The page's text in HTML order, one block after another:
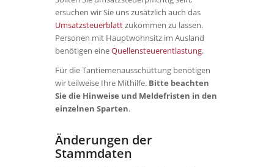
ersuchen wir Sie uns zusätzlich auch das
Umsatzsteuerblattzukommen zu lassen.
Personen mit Hauptwohnsitz im Ausland
benötigen eineQuellensteuerentlastung.
Für die Tantiemenausschüttung benötigen
wir teilweise Ihre Mithilfe. Bitte beachten
Sie die Hinweise und Meldefristen in den
einzelnen Sparten.
Änderungen der
Stammdaten